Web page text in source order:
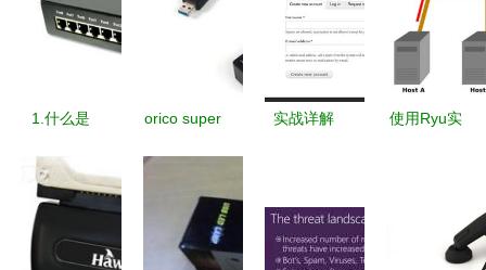
1.什么是
orico super
意外受到很
多关注的
实战详解
渗透测试教
程 — 从信
使用Ryu实
Hub）的功